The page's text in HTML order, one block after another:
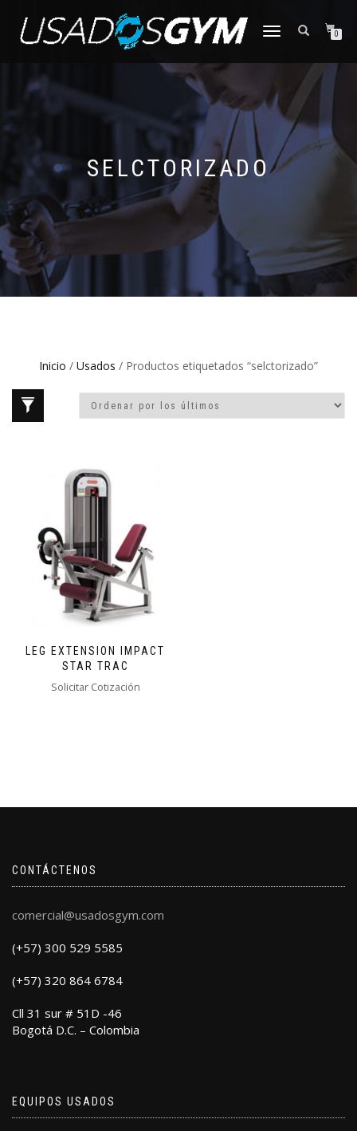
CAMBIAR
0
SELCTORIZADO
Inicio / Usados / Productos etiquetados “selctorizado”
LEG EXTENSION IMPACT
STAR TRAC
Solicitar Cotización
CONTÁCTENOS
comercial@usadosgym.com
(+57) 300 529 5585
(+57) 320 864 6784
Cll 31 sur # 51D -46
Bogotá D.C. – Colombia
EQUIPOS USADOS